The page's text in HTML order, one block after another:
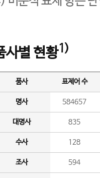
사별 현황1)
품사 표제어 수
명사 584657
대명사 835
수사 128
조사 594